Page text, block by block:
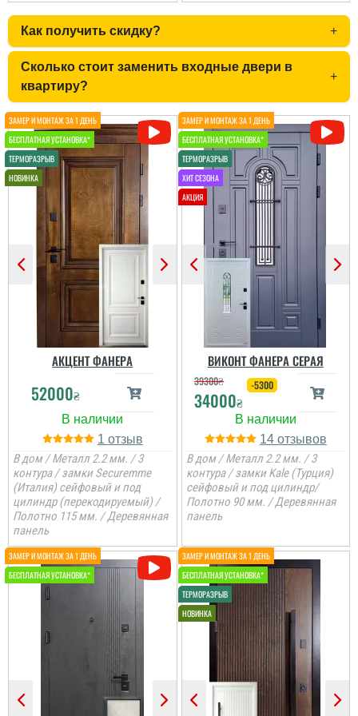
Петро
Дуже задоволений
послугами данної
компанії. Все виконало
вчасно, акуратно та
надійно.
Сергій
Якщо ви обираєте двері
добротні в квартиру, то
ціні і по параметрам.
Спрацювали швидко і
акуратно....
читати всі відгуки
Дуже велике дякую за
двері і установку,
швидкість виконання,
домашнім
Женя
Вся сім'я задоволена
дверима, дуже
товстелезні та міцні на
вид двері, покриття яке
Как получить скидку? +
Сколько стоит заменить входные двери в
квартиру?
+
АКЦЕНТ ФАНЕРА
52000₴
1
В дом / Металл 2.2 мм. / 3
контура / замки Securemme
(Италия) сейфовый и под
цилиндр (перекодируемый) /
Полотно 115 мм. / Деревянная
панель
ВИКОНТ ФАНЕРА СЕРАЯ
39300₴
34000₴
-5300
14
В дом / Металл 2.2 мм. / 3
контура / замки Kale (Турция)
сейфовый и под цилиндр/
Полотно 90 мм. / Деревянная
панель